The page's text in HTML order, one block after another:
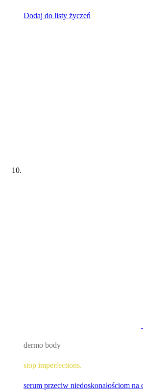
Dodaj do listy życzeń
dermo body
stop imperfections.
serum przeciw niedoskonałościom na